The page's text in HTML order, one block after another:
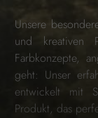
Unsere
und kreativen
Farbkonzepte,
geht: Unser
entwickelt mit
Produkt, das